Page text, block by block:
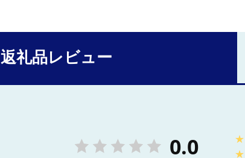
返礼品レビュー
0.0 ★
★